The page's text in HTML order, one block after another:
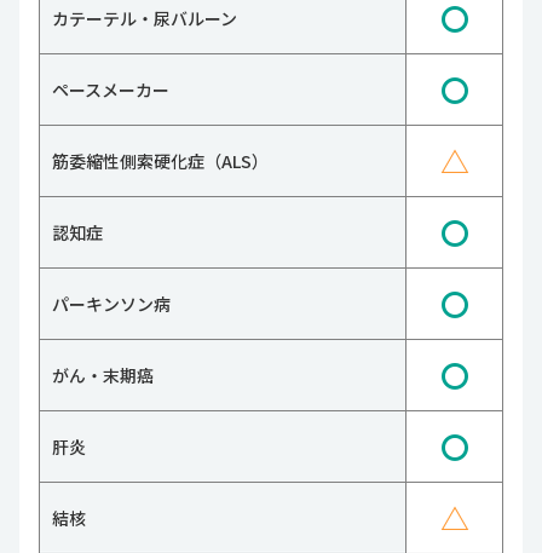
カテーテル・尿バルーン 〇
ペースメーカー 〇
筋委縮性側索硬化症（ALS） △
認知症 〇
パーキンソン病 〇
がん・末期癌 〇
肝炎 〇
結核 △